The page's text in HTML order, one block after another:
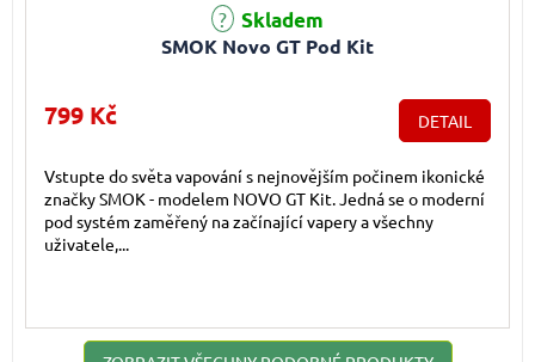
SMOK Novo GT Pod Kit
Průměrné hodnocení produktu je 5,0 z 5 hvězdiček.
Skladem
799 Kč DETAIL
Vstupte do světa vapování s nejnovějším počinem ikonické
značky SMOK - modelem NOVO GT Kit. Jedná se o moderní
pod systém zaměřený na začínající vapery a všechny
uživatele,...